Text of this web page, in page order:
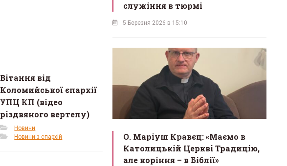
Вітання від
Коломийської єпархії
УПЦ КП (відео
різдвяного вертепу)
Новини
Новини з єпархій
служіння в тюрмі
5 Березня 2026 в 15:10
О. Маріуш Кравєц: «Маємо в
Католицькій Церкві Традицію,
але коріння – в Біблії»